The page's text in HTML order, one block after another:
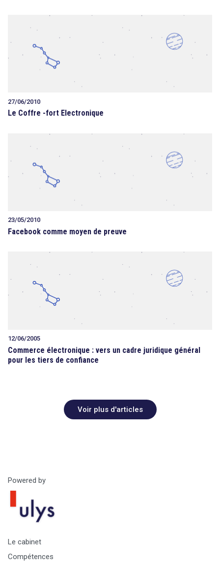
27/06/2010
Le Coffre -fort Electronique
23/05/2010
Facebook comme moyen de preuve
12/06/2005
Commerce électronique : vers un cadre juridique général
pour les tiers de confiance
Voir plus d'articles
Powered by
Le cabinet
Compétences